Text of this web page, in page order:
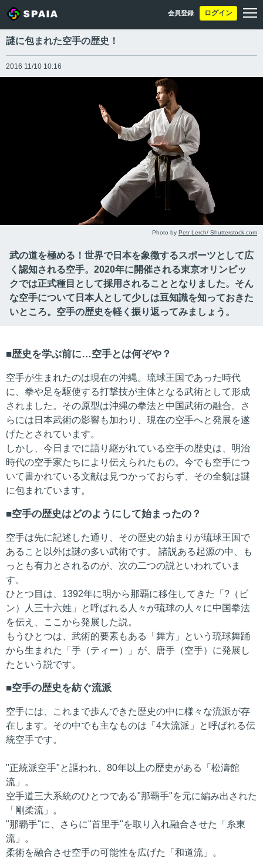
会員登録 ログイン
謎に包まれた空手の歴史！
2016 11/10 10:16
Photo by Petr Lerch/ Shutterstock.com
武の道を極める！世界で日本を象徴するスポーツとして広
く認知される空手。2020年に開催される東京オリンピッ
クでは正式種目として採用されることとなりました。そん
な空手について日本人として少しは豆知識を知っておきた
いところ。空手の歴史を軽く振り返ってみましょう。
歴史を学ぶ前に…空手とは何ぞや？
空手が生まれたのは現在の沖縄。琉球王国であった時代
に、拳や足を駆使する打撃技が主体となる武術として形成
されました。その原型は沖縄の拳法と中国武術の融合。さ
らには日本武術の影響も加わり、現在の空手へと発展を遂
げたとされています。
しかし、今日までに語り継がれている空手の歴史は、明治
時代の空手家たちにより伝えられたもの。今でも空手につ
いて書かれている文献は見つかっておらず、その全貌は謎
に包まれています。
空手の歴史はどのようにして始まったの？
空手は先に記述した通り、その歴史の始まりが琉球王国で
あること以外は謎の多い武術です。 諸説ある起源の中、も
っとも有力とされるのが、次の二つの説といわれていま
す。
ひとつ目は、1392年に明から那覇に移住してきた「?（ビ
ン）人三十六姓」と呼ばれる人々が琉球の人々に中国拳法
を伝え、ここから発展した説。
もうひとつは、武術的要素もある「舞方」という琉球舞踊
から生まれた「手（ティー）」が、唐手（空手）に発展し
たという説です。
空手の歴史を紡ぐ流派
空手には、これまで歩んできた歴史の中に様々な流派が存
在します。その中でも主なものは「4大流派」と呼ばれる伝
統空手です。
"正統派空手"と謳われ、80年以上の歴史がある「松濤館
流」。
空手道三大系統のひとつである"那覇手"を元に編み出された
「剛柔流」。
"那覇手"に、さらに"首里手"を取り入れ融合させた「糸東
流」。
柔術を融合させ空手の可能性を広げた「和道流」。